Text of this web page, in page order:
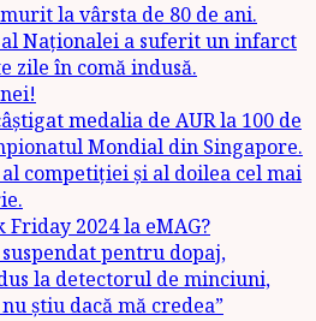
la vârsta de 80 de ani.
Naționalei a suferit un infarct
zile în comă indusă.
medalia de AUR la 100 de
Mondial din Singapore.
al competiției și al doilea cel mai
Friday 2024 la eMAG?
pentru dopaj,
la detectorul de minciuni,
știu dacă mă credea”